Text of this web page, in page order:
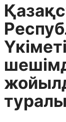
туралы